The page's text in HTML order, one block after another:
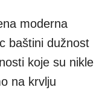
moderna
baštini dužnost
koje su nikle
na krvlju